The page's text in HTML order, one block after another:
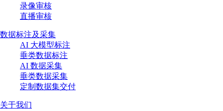
录像审核
直播审核
数据标注及采集
AI 大模型标注
垂类数据标注
AI 数据采集
垂类数据采集
定制数据集交付
关于我们